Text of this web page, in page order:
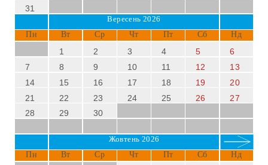
31
Вересень 2026
Пн Вт Ср Чт Пт Сб Нд
1 2 3 4 5
6
7
8 9 10 11 12
13
14
15 16 17 18 19
20
21
22 23 24 25 26
27
28
29 30
Жовтень 2026
Пн Вт Ср Чт Пт Сб Нд